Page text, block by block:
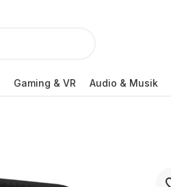
Gaming & VR Audio & Musik